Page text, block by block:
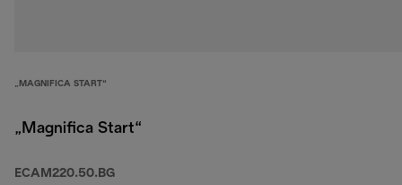
„MAGNIFICA START“
„Magnifica Start“
ECAM220.50.BG